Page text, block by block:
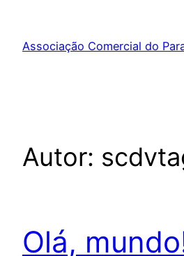
Associação Comercial do
Autor:
Olá,